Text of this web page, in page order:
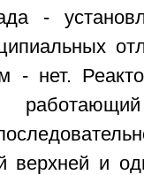
-
- нет.
верхней и